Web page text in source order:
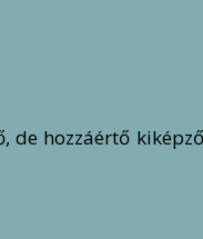
de hozzáértő